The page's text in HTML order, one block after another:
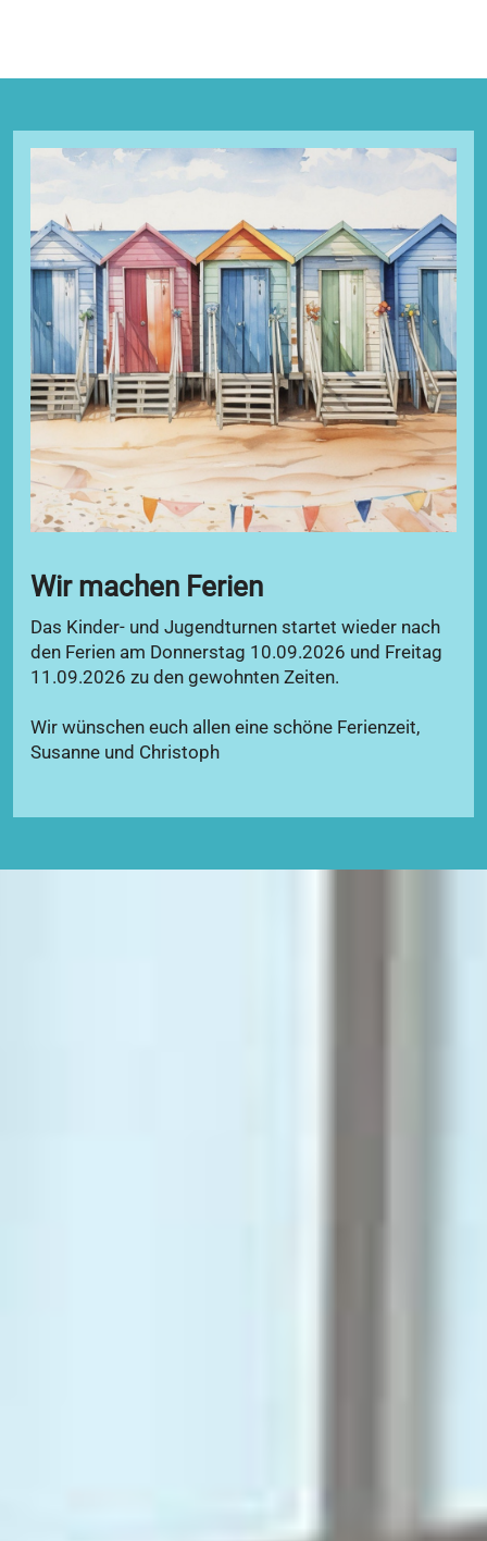
Wir machen Ferien
Das Kinder- und Jugendturnen startet wieder nach
den Ferien am Donnerstag 10.09.2026 und Freitag
11.09.2026 zu den gewohnten Zeiten.
Wir wünschen euch allen eine schöne Ferienzeit,
Susanne und Christoph